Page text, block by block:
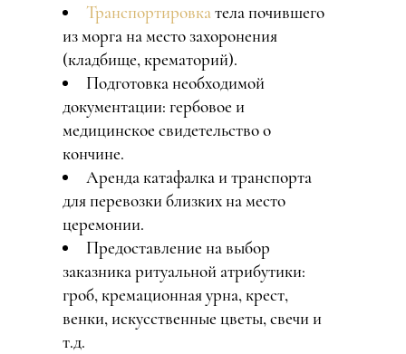
Транспортировкатела почившего
из морга на место захоронения
(кладбище, крематорий).
Подготовка необходимой
документации: гербовое и
медицинское свидетельство о
кончине.
Аренда катафалка и транспорта
для перевозки близких на место
церемонии.
Предоставление на выбор
заказника ритуальной атрибутики:
гроб, кремационная урна, крест,
венки, искусственные цветы, свечи и
т.д.